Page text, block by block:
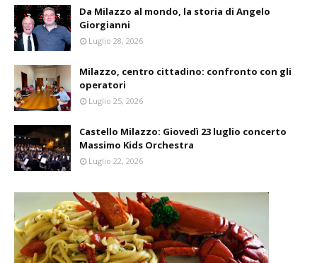
Da Milazzo al mondo, la storia di Angelo
Giorgianni
Luglio 28, 2026
Milazzo, centro cittadino: confronto con gli
operatori
Luglio 25, 2026
Castello Milazzo: Giovedì 23 luglio concerto
Massimo Kids Orchestra
Luglio 22, 2026